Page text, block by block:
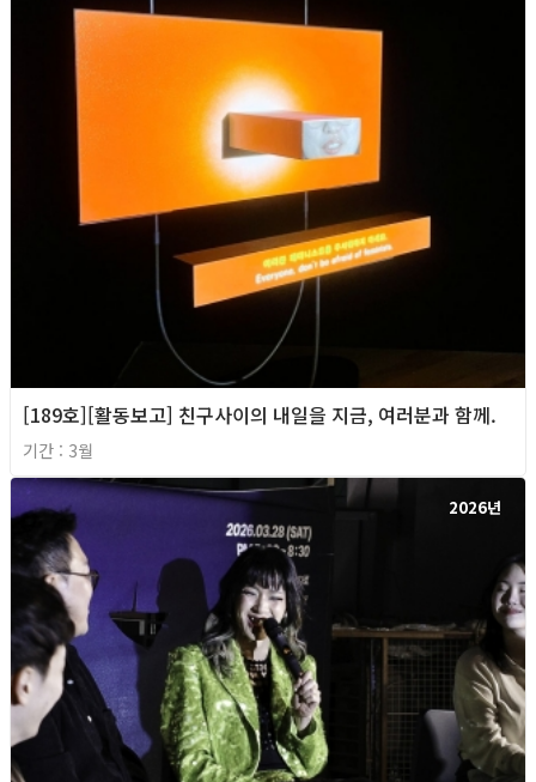
[189호][활동보고] 친구사이의 내일을 지금, 여러분과 함께.
기간 : 3월
2026년